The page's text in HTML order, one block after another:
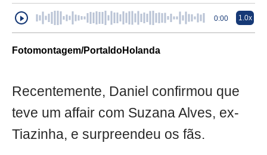
0:00 1.0x
Fotomontagem/PortaldoHolanda
Recentemente, Daniel confirmou que
teve um affair com Suzana Alves, ex-
Tiazinha, e surpreendeu os fãs.